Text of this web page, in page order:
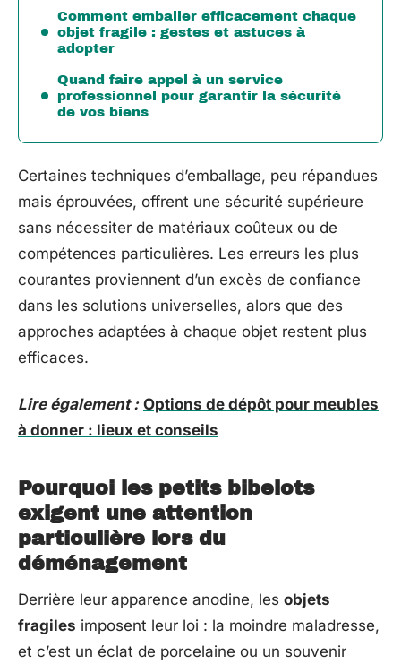
Comment emballer efficacement chaque
objet fragile : gestes et astuces à
adopter
Quand faire appel à un service
professionnel pour garantir la sécurité
de vos biens
Certaines techniques d’emballage, peu répandues
mais éprouvées, offrent une sécurité supérieure
sans nécessiter de matériaux coûteux ou de
compétences particulières. Les erreurs les plus
courantes proviennent d’un excès de confiance
dans les solutions universelles, alors que des
approches adaptées à chaque objet restent plus
efficaces.
Lire également : Options de dépôt pour meubles
à donner : lieux et conseils
Pourquoi les petits bibelots
exigent une attention
particulière lors du
déménagement
Derrière leur apparence anodine, les objets
fragiles imposent leur loi : la moindre maladresse,
et c’est un éclat de porcelaine ou un souvenir